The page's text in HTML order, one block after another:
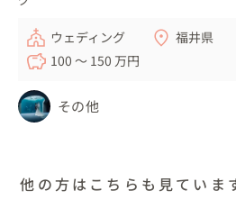
大切な想いを大切にして、一つず
きます💛
ウェディング
福井県
100 〜 150 万円
その他
他の方はこちらも見ていま